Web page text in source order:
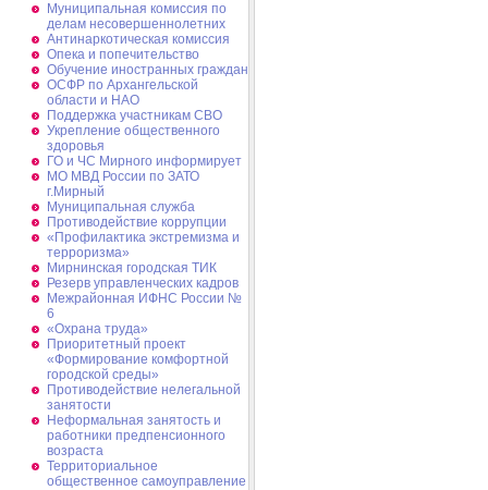
Муниципальная комиссия по
делам несовершеннолетних
Антинаркотическая комиссия
Опека и попечительство
Обучение иностранных граждан
ОСФР по Архангельской
области и НАО
Поддержка участникам СВО
Укрепление общественного
здоровья
ГО и ЧС Мирного информирует
МО МВД России по ЗАТО
г.Мирный
Муниципальная cлужба
Противодействие коррупции
«Профилактика экстремизма и
терроризма»
Мирнинская городская ТИК
Резерв управленческих кадров
Межрайонная ИФНС России №
6
«Охрана труда»
Приоритетный проект
«Формирование комфортной
городской среды»
Противодействие нелегальной
занятости
Неформальная занятость и
работники предпенсионного
возраста
Территориальное
общественное самоуправление